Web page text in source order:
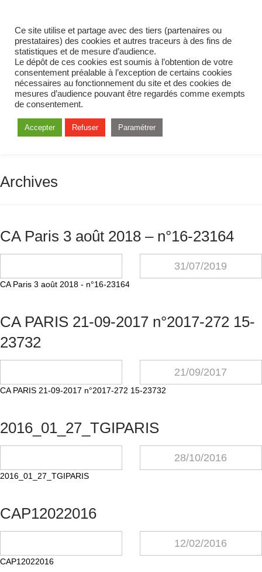
Archives
CA Paris 3 août 2018 – n°16-23164
31/07/2019
CA Paris 3 août 2018 - n°16-23164
CA PARIS 21-09-2017 n°2017-272 15-
23732
21/09/2017
CA PARIS 21-09-2017 n°2017-272 15-23732
2016_01_27_TGIPARIS
28/10/2016
2016_01_27_TGIPARIS
CAP12022016
12/02/2016
CAP12022016
Ce site utilise et partage avec des tiers (partenaires ou
prestataires) des cookies et autres traceurs à des fins de
statistiques et de mesure d’audience.
Le dépôt de ces cookies est soumis à l’obtention de votre
consentement préalable à l’exception de certains cookies
nécessaires au fonctionnement du site et des cookies de
mesures d’audience pouvant être regardés comme exempts
de consentement.
Accepter Refuser Paramétrer